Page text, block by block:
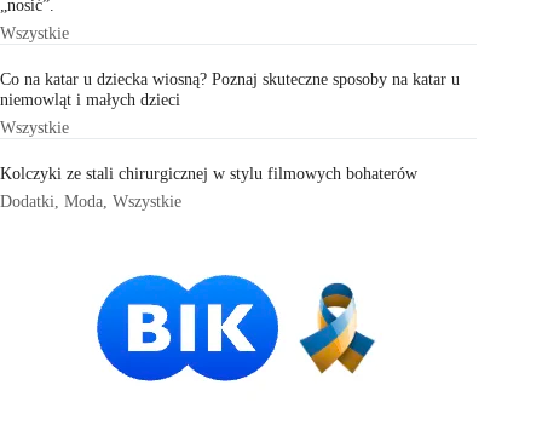
„nosić”.
Wszystkie
Co na katar u dziecka wiosną? Poznaj skuteczne sposoby na katar u
niemowląt i małych dzieci
Wszystkie
Kolczyki ze stali chirurgicznej w stylu filmowych bohaterów
Dodatki Moda Wszystkie